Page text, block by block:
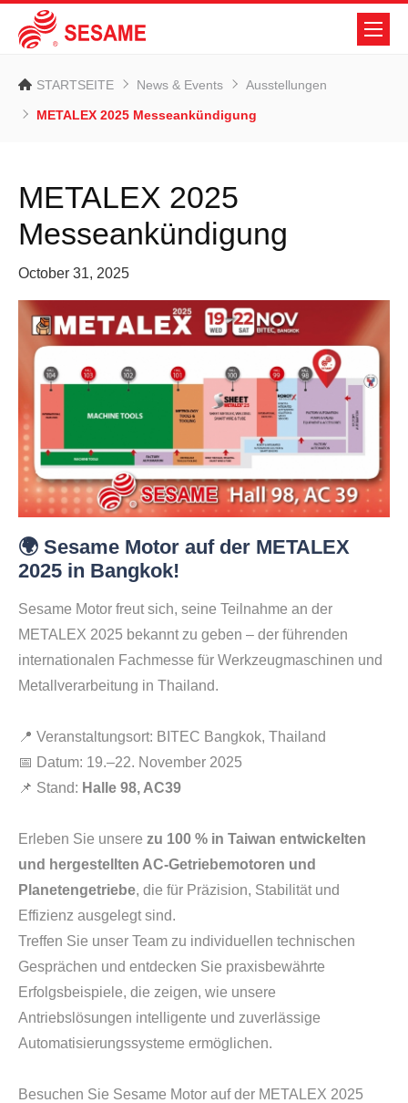
STARTSEITE News & Events Ausstellungen
METALEX 2025 Messeankündigung
METALEX 2025
Messeankündigung
October 31, 2025
🌍 Sesame Motor auf der METALEX
2025 in Bangkok!
Sesame Motor freut sich, seine Teilnahme an der
METALEX 2025 bekannt zu geben – der führenden
internationalen Fachmesse für Werkzeugmaschinen und
Metallverarbeitung in Thailand.
📍 Veranstaltungsort: BITEC Bangkok, Thailand
📅 Datum: 19.–22. November 2025
📌 Stand: Halle 98, AC39
Erleben Sie unsere zu 100 % in Taiwan entwickelten
und hergestellten AC-Getriebemotoren und
Planetengetriebe, die für Präzision, Stabilität und
Effizienz ausgelegt sind.
Treffen Sie unser Team zu individuellen technischen
Gesprächen und entdecken Sie praxisbewährte
Erfolgsbeispiele, die zeigen, wie unsere
Antriebslösungen intelligente und zuverlässige
Automatisierungssysteme ermöglichen.
Besuchen Sie Sesame Motor auf der METALEX 2025